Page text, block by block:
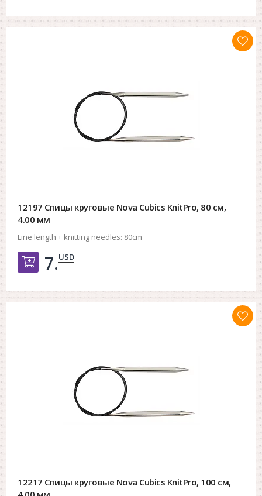
12197 Спицы круговые Nova Cubics KnitPro, 80 см,
4.00 мм
Line length + knitting needles: 80cm
Добавить в корзину
7.USD
12217 Спицы круговые Nova Cubics KnitPro, 100 см,